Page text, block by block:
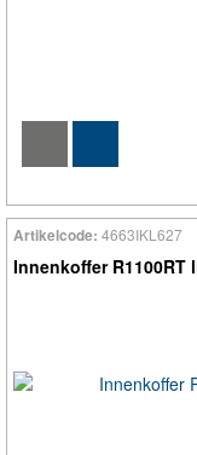
Artikelcode: 4663IKL627
Innenkoffer R1100RT